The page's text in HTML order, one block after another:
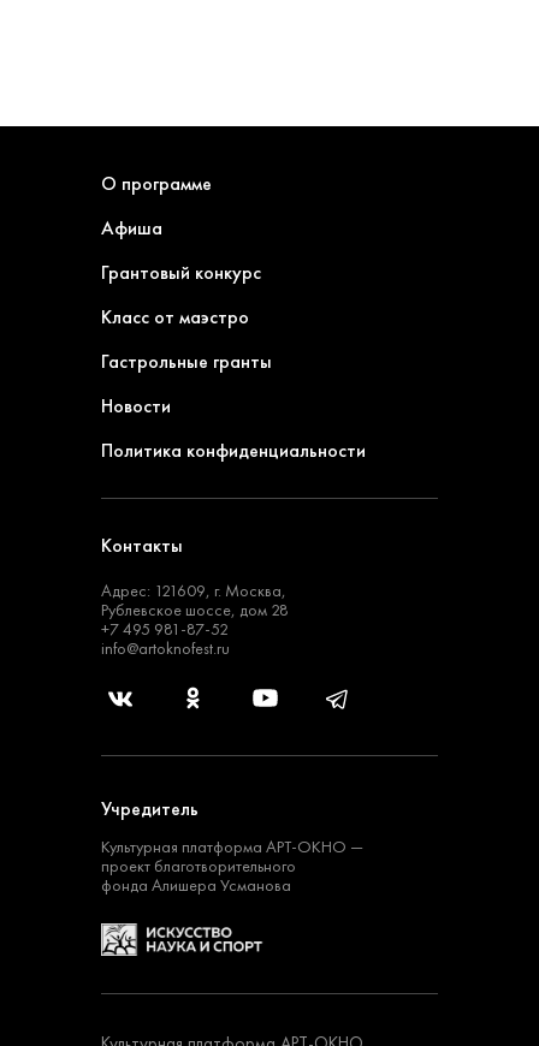
О программе
Афиша
Грантовый конкурс
Класс от маэстро
Гастрольные гранты
Новости
Политика конфиденциальности
Контакты
Адрес: 121609, г. Москва,
Рублевское шоссе, дом 28
+7 495 981-87-52
info@artoknofest.ru
Учредитель
Культурная платформа АРТ-ОКНО —
проект благотворительного
фонда Алишера Усманова